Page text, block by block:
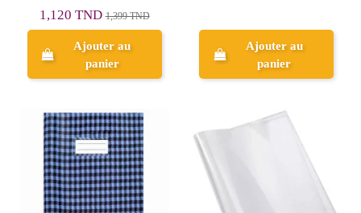
1,120 TND1,399 TND
Ajouter au
panier
Ajouter au
panier